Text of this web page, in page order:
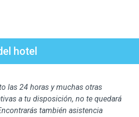
hotel
las 24 horas y muchas otras
a tu disposición, no te quedará
también asistencia